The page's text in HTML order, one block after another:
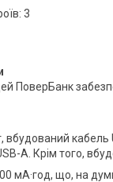
3
A. Крім того,
мА·год, що, на